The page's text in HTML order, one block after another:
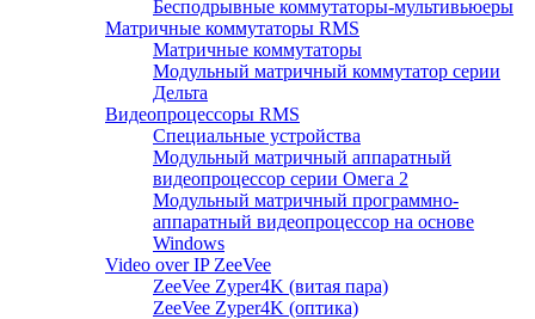
Бесподрывные коммутаторы-мультивьюеры
Матричные коммутаторы RMS
Матричные коммутаторы
Модульный матричный коммутатор серии
Дельта
Видеопроцессоры RMS
Специальные устройства
Модульный матричный аппаратный
видеопроцессор серии Омега 2
Модульный матричный программно-
аппаратный видеопроцессор на основе
Windows
Video over IP ZeeVee
ZeeVee Zyper4K (витая пара)
ZeeVee Zyper4K (оптика)